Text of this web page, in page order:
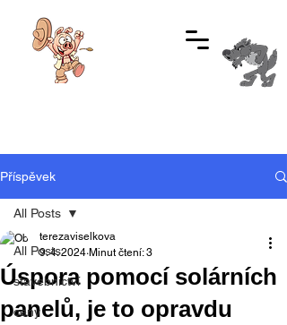
Příspěvek
All Posts
stavebnictví
ceny
All Posts
Úspora pomocí solárních
panelů, je to opravdu
terezaviselkova
9. 4. 2024 Minut čtení: 3